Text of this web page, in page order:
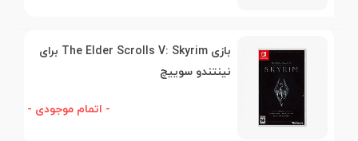
بازی The Elder Scrolls V: Skyrim برای
نینتندو سوییچ
- اتمام موجودی -